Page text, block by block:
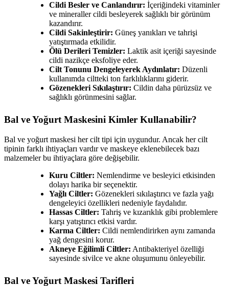
Cildi Besler ve Canlandırır: İçeriğindeki vitaminler
ve mineraller cildi besleyerek sağlıklı bir görünüm
kazandırır.
Cildi Sakinleştirir: Güneş yanıkları ve tahrişi
yatıştırmada etkilidir.
Ölü Derileri Temizler: Laktik asit içeriği sayesinde
cildi nazikçe eksfoliye eder.
Cilt Tonunu Dengeleyerek Aydınlatır: Düzenli
kullanımda ciltteki ton farklılıklarını giderir.
Gözenekleri Sıkılaştırır: Cildin daha pürüzsüz ve
sağlıklı görünmesini sağlar.
Bal ve Yoğurt Maskesini Kimler Kullanabilir?
Bal ve yoğurt maskesi her cilt tipi için uygundur. Ancak her cilt
tipinin farklı ihtiyaçları vardır ve maskeye eklenebilecek bazı
malzemeler bu ihtiyaçlara göre değişebilir.
Kuru Ciltler: Nemlendirme ve besleyici etkisinden
dolayı harika bir seçenektir.
Yağlı Ciltler: Gözenekleri sıkılaştırıcı ve fazla yağı
dengeleyici özellikleri nedeniyle faydalıdır.
Hassas Ciltler: Tahriş ve kızarıklık gibi problemlere
karşı yatıştırıcı etkisi vardır.
Karma Ciltler: Cildi nemlendirirken aynı zamanda
yağ dengesini korur.
Akneye Eğilimli Ciltler: Antibakteriyel özelliği
sayesinde sivilce ve akne oluşumunu önleyebilir.
Bal ve Yoğurt Maskesi Tarifleri